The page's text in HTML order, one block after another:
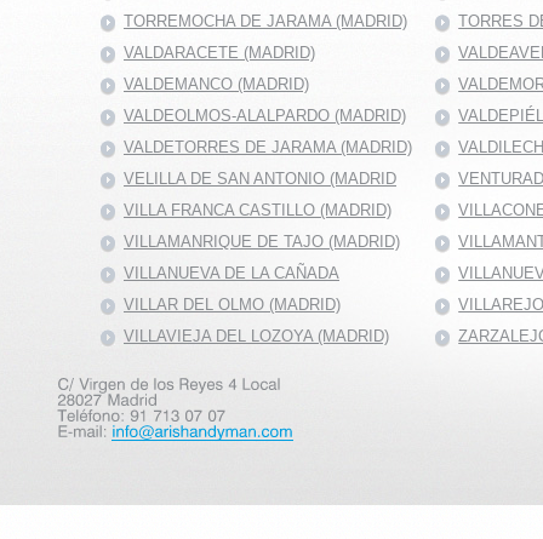
TORREMOCHA DE JARAMA (MADRID)
TORRES
VALDARACETE (MADRID)
VALDEMANCO (MADRID)
VALDEOLMOS-ALALPARDO (MADRID)
VALDETORRES DE JARAMA (MADRID)
VELILLA DE SAN ANTONIO (MADRID
VILLA FRANCA CASTILLO (MADRID)
VILLAMANRIQUE DE TAJO (MADRID)
VILLANUEVA DE LA CAÑADA
VILLAR DEL OLMO (MADRID)
VILLAVIEJA DEL LOZOYA (MADRID)